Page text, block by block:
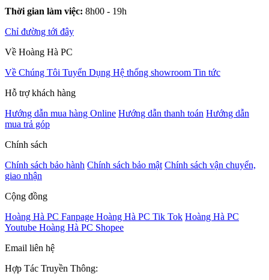
Thời gian làm việc: 8h00 - 19h
Chỉ đường tới đây
Về Hoàng Hà PC
Về Chúng Tôi Tuyển Dụng Hệ thống showroom Tin tức
Hỗ trợ khách hàng
Hướng dẫn mua hàng Online Hướng dẫn thanh toán Hướng dẫn
mua trả góp
Chính sách
Chính sách bảo hành Chính sách bảo mật Chính sách vận chuyển,
giao nhận
Cộng đồng
Hoàng Hà PC Fanpage Hoàng Hà PC Tik Tok Hoàng Hà PC
Youtube Hoàng Hà PC Shopee
Email liên hệ
Hợp Tác Truyền Thông: